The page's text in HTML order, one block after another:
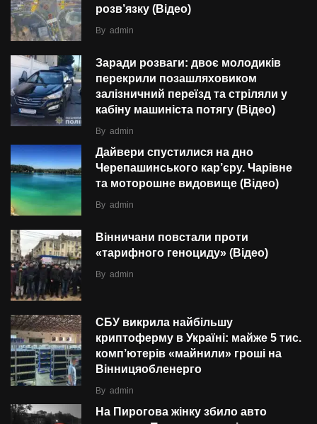
розв’язку (Відео)
By admin
Заради розваги: двоє молодиків
перекрили позашляховиком
залізничний переїзд та стріляли у
кабіну машиніста потягу (Відео)
By admin
Дайвери спустилися на дно
Черепашинського кар’єру. Чарівне
та моторошне видовище (Відео)
By admin
Вінничани повстали проти
«тарифного геноциду» (Відео)
By admin
СБУ викрила найбільшу
криптоферму в Україні: майже 5 тис.
комп’ютерів «майнили» гроші на
Вінницяобленерго
By admin
На Пирогова жінку збило авто